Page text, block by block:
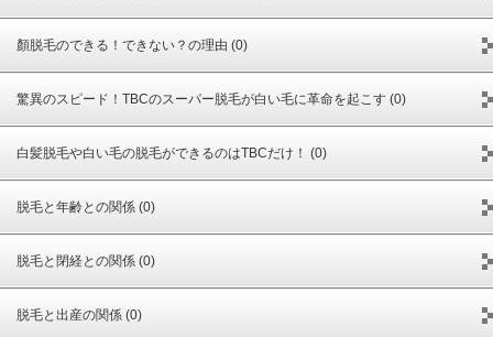
顏脱毛のできる！できない？の理由 (0)
驚異のスピード！TBCのスーパー脱毛が白い毛に革命を起こす (0)
白髪脱毛や白い毛の脱毛ができるのはTBCだけ！ (0)
脱毛と年齢との関係 (0)
脱毛と閉経との関係 (0)
脱毛と出産の関係 (0)